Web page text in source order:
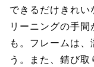
できるだけきれい
リーニングの手
も。フレームは
う。また、錆び取